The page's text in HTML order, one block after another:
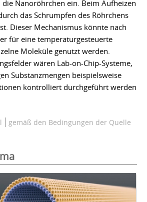
Nanoröhrchen ein. Beim Aufheizen
das Schrumpfen des Röhrchens
Dieser Mechanismus könnte nach
für eine temperaturgesteuerte
Moleküle genutzt werden.
wären Lab-on-Chip-Systeme,
Substanzmengen beispielsweise
kontrolliert durchgeführt werden
gemäß den Bedingungen der Quelle